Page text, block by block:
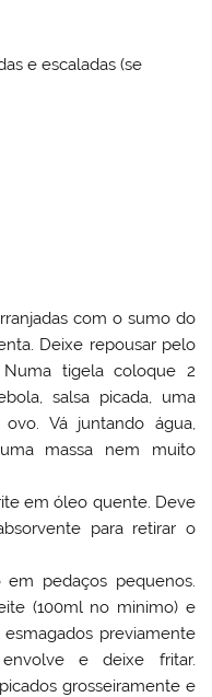
e escaladas (se
com o sumo do
Deixe repousar pelo
tigela coloque 2
salsa picada, uma
Vá juntando água,
massa nem muito
em óleo quente. Deve
para retirar o
pedaços pequenos.
(100ml no minimo) e
previamente
e deixe fritar.
grosseiramente e